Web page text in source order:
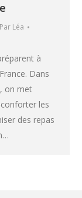
Par Léa
à
Dans
on met
les
des repas